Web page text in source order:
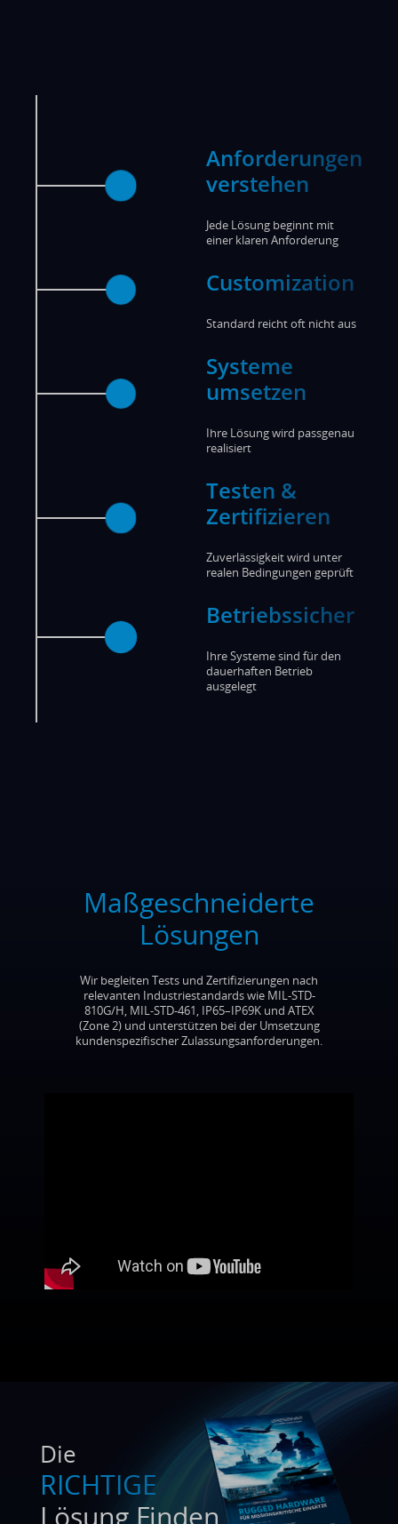
Anforderungen
verstehen
Jede Lösung beginnt mit
einer klaren Anforderung
Customization
Standard reicht oft nicht aus
Systeme
umsetzen
Ihre Lösung wird passgenau
realisiert
Testen &
Zertifizieren
Zuverlässigkeit wird unter
realen Bedingungen geprüft
Betriebssicher
Ihre Systeme sind für den
dauerhaften Betrieb
ausgelegt
Maßgeschneiderte
Lösungen
Wir begleiten Tests und Zertifizierungen nach
relevanten Industriestandards wie MIL-STD-
810G/H, MIL-STD-461, IP65–IP69K und ATEX
(Zone 2) und unterstützen bei der Umsetzung
kundenspezifischer Zulassungsanforderungen.
Die
RICHTIGE
Lösung Finden